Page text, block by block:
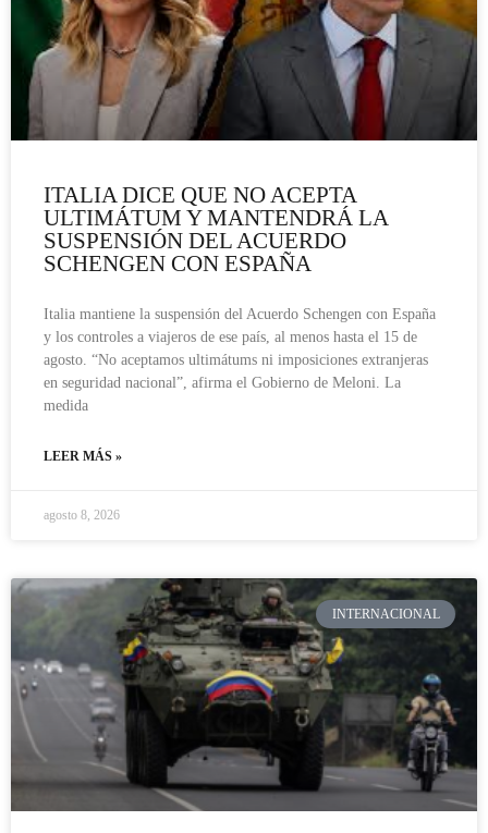
ITALIA DICE QUE NO ACEPTA
ULTIMÁTUM Y MANTENDRÁ LA
SUSPENSIÓN DEL ACUERDO
SCHENGEN CON ESPAÑA
Italia mantiene la suspensión del Acuerdo Schengen con España
y los controles a viajeros de ese país, al menos hasta el 15 de
agosto. “No aceptamos ultimátums ni imposiciones extranjeras
en seguridad nacional”, afirma el Gobierno de Meloni. La
medida
LEER MÁS »
agosto 8, 2026
INTERNACIONAL